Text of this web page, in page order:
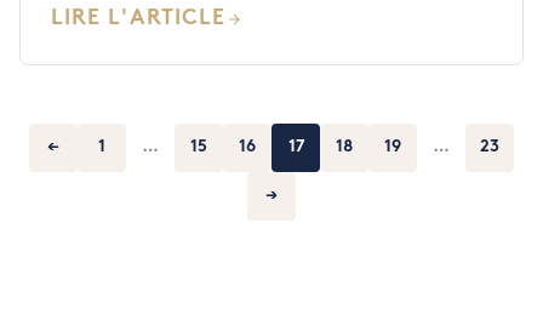
LIRE L'ARTICLE
← 1 … 15 16 17 18 19 … 23
→